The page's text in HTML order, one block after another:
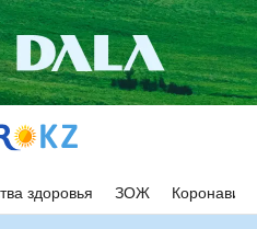
здоровья ЗОЖ